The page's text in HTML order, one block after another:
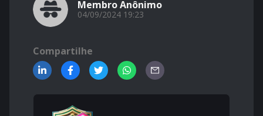
Membro Anônimo
04/09/2024 19:23
Compartilhe